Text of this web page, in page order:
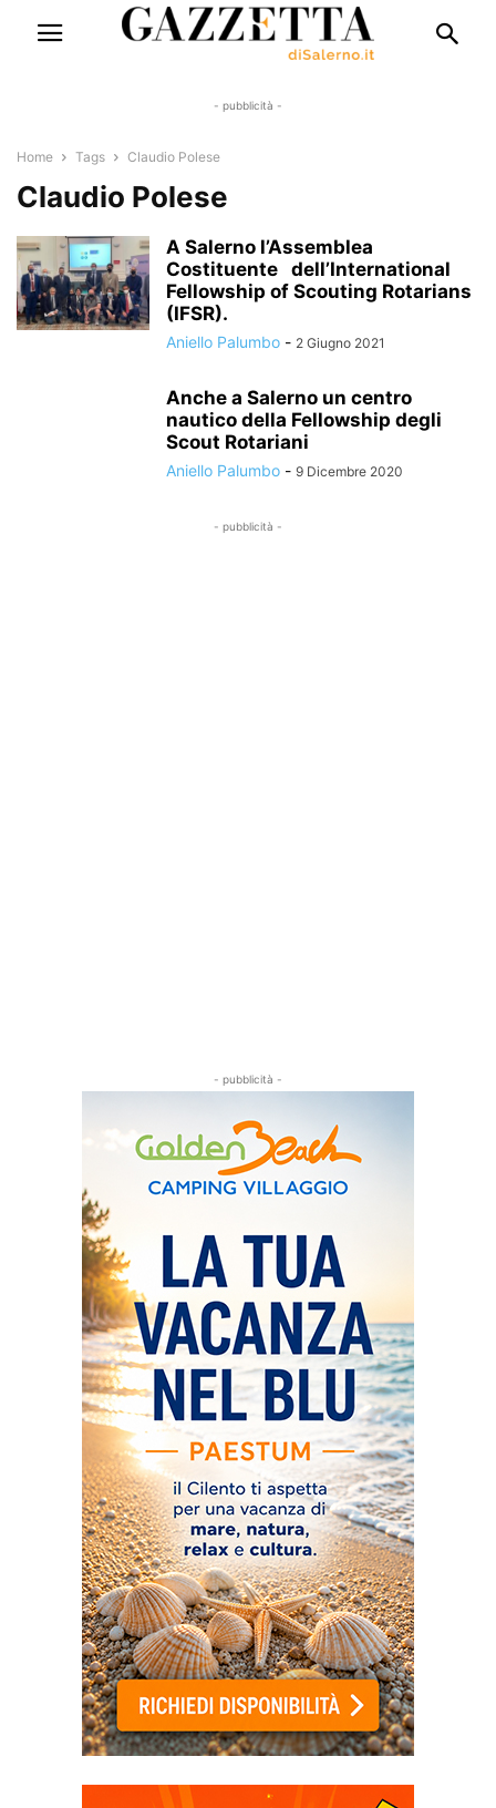
- pubblicità -
Home Tags Claudio Polese
Claudio Polese
A Salerno l’Assemblea
Costituente dell’International
Fellowship of Scouting Rotarians
(IFSR).
Aniello Palumbo - 2 Giugno 2021
Anche a Salerno un centro
nautico della Fellowship degli
Scout Rotariani
Aniello Palumbo - 9 Dicembre 2020
- pubblicità -
- pubblicità -